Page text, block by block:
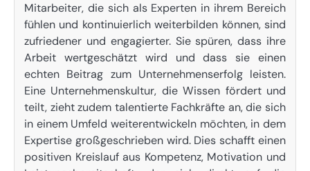
Mitarbeiter, die sich als Experten in ihrem Bereich
fühlen und kontinuierlich weiterbilden können, sind
zufriedener und engagierter. Sie spüren, dass ihre
Arbeit wertgeschätzt wird und dass sie einen
echten Beitrag zum Unternehmenserfolg leisten.
Eine Unternehmenskultur, die Wissen fördert und
teilt, zieht zudem talentierte Fachkräfte an, die sich
in einem Umfeld weiterentwickeln möchten, in dem
Expertise großgeschrieben wird. Dies schafft einen
positiven Kreislauf aus Kompetenz, Motivation und